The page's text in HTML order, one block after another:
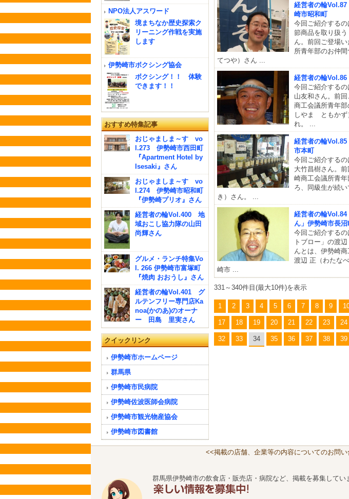
経営者の輪Vol.87
崎市昭和町
今回ご紹介する
節商品を取り扱
ん。前回ご登場
所青年部のお仲
てつや）さん ...
経営者の輪
今回ご紹介する
山友和さん。前
商工会議所青年
しやま ともかず
れ。 ...
経営者の輪Vol.85
市本町
今回ご紹介する
大竹昌樹さん。
崎商工会議所青
ろ、同級生が続
き）さん。 ...
経営者の輪
ん」伊勢崎市長沼
今回ご紹介する
トブロー」の渡
んとは、伊勢崎
渡辺 正（わたな
崎市 ...
331～340件目(最大10件)を表示
1 2 3 4 5 6 7 8 9
17 18 19 20 21 22 23 24
32 33 34 35 36 37 38 39
NPO法人アスワード
境まちなか歴史探索ク
リーニング作戦を実施
します
伊勢崎市ボクシング協会
ボクシング！！ 体験
できます！！
おすすめ特集記事
おじゃましま～す vo
l.273 伊勢崎市西田町
『Apartment Hotel by
Isesaki』さん
おじゃましま～す vo
l.274 伊勢崎市昭和町
『伊勢崎プリオ』さん
経営者の輪Vol.400 地
域おこし協力隊の山田
尚輝さん
グルメ・ランチ特集Vo
l. 266 伊勢崎市富塚町
『焼肉 おおうし』さん
経営者の輪Vol.401 グ
ルテンフリー専門店Ka
noa(かのあ)のオーナ
ー 田島 里実さん
クイックリンク
伊勢崎市ホームページ
群馬県
伊勢崎市民病院
伊勢崎佐波医師会病院
伊勢崎市観光物産協会
伊勢崎市図書館
<<掲載の店舗、企業等の内容についてのお問
群馬県伊勢崎市の飲食店・販売店・病院など、掲載を募集してい